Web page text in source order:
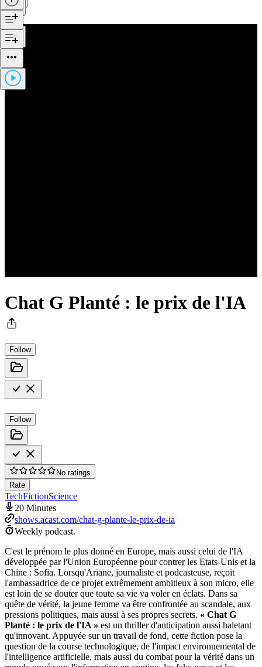
Chat G Planté : le prix de l'IA
Follow
Follow
No ratings
Rate
TechFictionScience
20 Minutes
shows.acast.com/chat-g-plante-le-prix-de-ia
Weekly podcast.
C'est le prénom le plus donné en Europe, mais aussi celui de l'IA
développée par l'Union Européenne pour contrer les Etats-Unis et la
Chine : Sofia. Lorsqu'Ariane, journaliste et podcasteuse, reçoit
l'ambassadrice de ce projet extrêmement ambitieux à son micro, elle
est loin de se douter que toute sa vie va voler en éclats. Dans sa
quête de vérité, la jeune femme va être confrontée au scandale, aux
pressions politiques, mais aussi à ses propres secrets. « Chat G
Planté : le prix de l'IA » est un thriller d'anticipation aussi haletant
qu'innovant. Appuyée sur un travail de fond, cette fiction pose la
question de la course technologique, de l'impact environnemental de
l'intelligence artificielle, mais aussi du combat pour la vérité dans un